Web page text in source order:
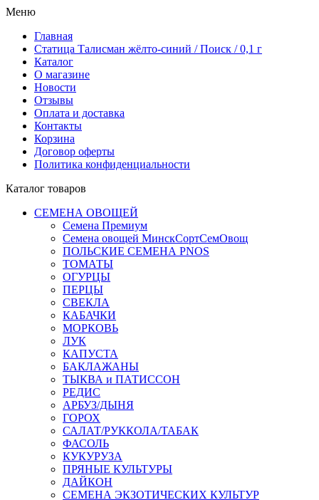
Меню
Главная
Статица Талисман жёлто-синий / Поиск / 0,1 г
Каталог
О магазине
Новости
Отзывы
Оплата и доставка
Контакты
Корзина
Договор оферты
Политика конфиденциальности
Каталог товаров
СЕМЕНА ОВОЩЕЙ
Семена Премиум
Семена овощей МинскСортСемОвощ
ПОЛЬСКИЕ СЕМЕНА PNOS
ТОМАТЫ
ОГУРЦЫ
ПЕРЦЫ
СВЕКЛА
КАБАЧКИ
МОРКОВЬ
ЛУК
КАПУСТА
БАКЛАЖАНЫ
ТЫКВА и ПАТИССОН
РЕДИС
АРБУЗ/ДЫНЯ
ГОРОХ
САЛАТ/РУККОЛА/ТАБАК
ФАСОЛЬ
КУКУРУЗА
ПРЯНЫЕ КУЛЬТУРЫ
ДАЙКОН
СЕМЕНА ЭКЗОТИЧЕСКИХ КУЛЬТУР